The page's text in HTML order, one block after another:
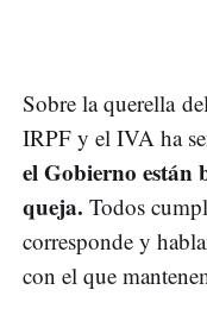
Sobre la querella
IRPF y el IVA ha
el Gobierno están
queja. Todos
corresponde y
con el que